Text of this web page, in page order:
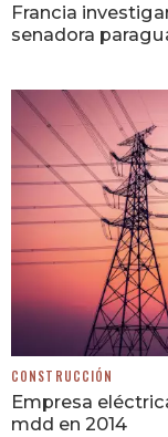
Francia
senadora
CONSTRUCCIÓN
Empresa
mdd en 2014